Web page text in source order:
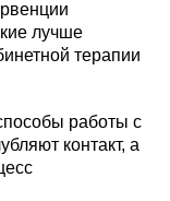
лучше
терапии
работы с
контакт, а